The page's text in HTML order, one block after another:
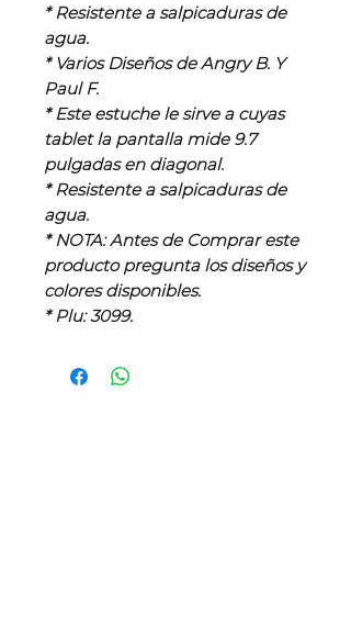
* Resistente a salpicaduras de
agua.
* Varios Diseños de Angry B. Y
Paul F.
* Este estuche le sirve a cuyas
tablet la pantalla mide 9.7
pulgadas en diagonal.
* Resistente a salpicaduras de
agua.
* NOTA: Antes de Comprar este
producto pregunta los diseños y
colores disponibles.
* Plu: 3099.